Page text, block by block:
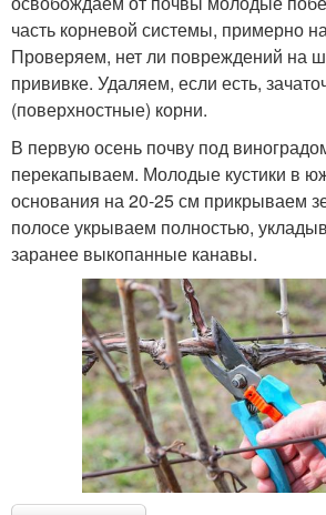
часть корневой системы, примерно
Проверяем, нет ли повреждений на
прививке. Удаляем, если есть,
(поверхностные) корни.
В первую осень почву под
перекапываем. Молодые кустики в
основания на 20-25 см прикрываем
полосе укрываем полностью,
заранее выкопанные канавы.